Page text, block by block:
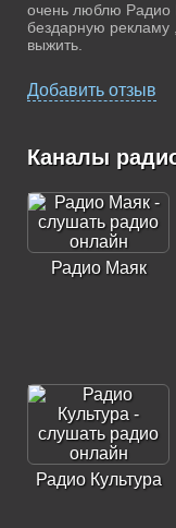
очень люблю
бездарную рекламу
выжить.
Добавить отзыв
Каналы
Радио Маяк
Радио Культура